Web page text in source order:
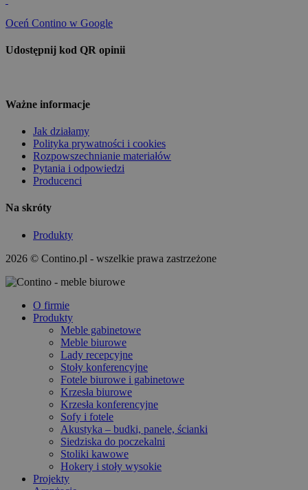
Oceń Contino w Google
Udostępnij kod QR opinii
Ważne informacje
Jak działamy
Polityka prywatności i cookies
Rozpowszechnianie materiałów
Pytania i odpowiedzi
Producenci
Na skróty
Produkty
2026 © Contino.pl - wszelkie prawa zastrzeżone
O firmie
Produkty
Meble gabinetowe
Meble biurowe
Lady recepcyjne
Stoły konferencyjne
Fotele biurowe i gabinetowe
Krzesła biurowe
Krzesła konferencyjne
Sofy i fotele
Akustyka – budki, panele, ścianki
Siedziska do poczekalni
Stoliki kawowe
Hokery i stoły wysokie
Projekty